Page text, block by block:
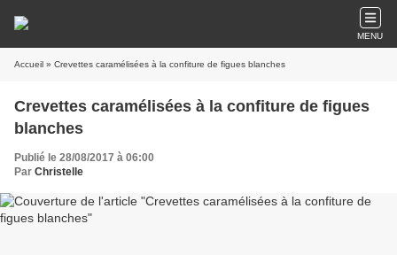
MENU
Accueil » Crevettes caramélisées à la confiture de figues blanches
Crevettes caramélisées à la confiture de figues
blanches
Publié le 28/08/2017 à 06:00
Par Christelle